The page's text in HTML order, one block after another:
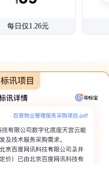
每日仅1.26元